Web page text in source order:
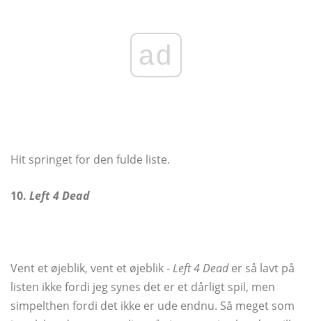
ad
Hit springet for den fulde liste.
10. Left 4 Dead
Vent et øjeblik, vent et øjeblik -Left 4 Deader så lavt på
listen ikke fordi jeg synes det er et dårligt spil, men
simpelthen fordi det ikke er ude endnu. Så meget som